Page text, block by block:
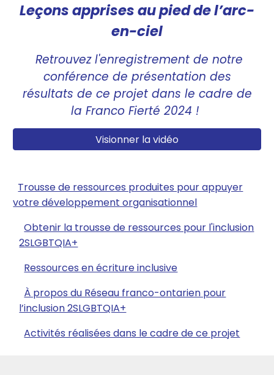
Leçons apprises au pied de l’arc-
en-ciel
Retrouvez l'enregistrement de notre
conférence de présentation des
résultats de ce projet dans le cadre de
la Franco Fierté 2024 !
Visionner la vidéo
Trousse de ressources produites pour appuyer
votre développement organisationnel
Obtenir la trousse de ressources pour l'inclusion
2SLGBTQIA+
Ressources en écriture inclusive
À propos du Réseau franco-ontarien pour
l’inclusion 2SLGBTQIA+
Activités réalisées dans le cadre de ce projet